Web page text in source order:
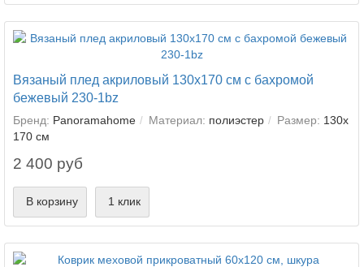
Вязаный плед акриловый 130х170 см с бахромой
бежевый 230-1bz
Бренд: Panoramahome Материал: полиэстер Размер: 130х
170 см
2 400 руб
В корзину 1 клик